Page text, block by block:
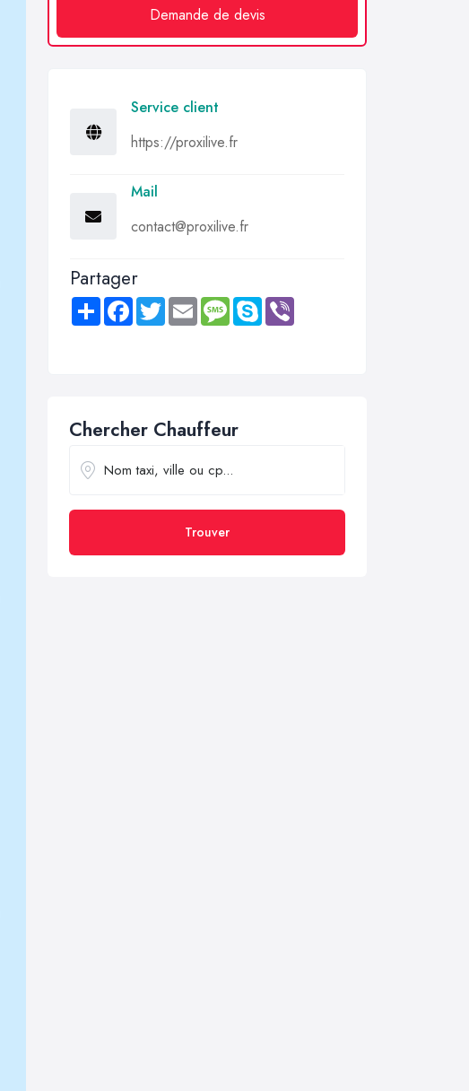
Demande de devis
Service client
https://proxilive.fr
Mail
contact@proxilive.fr
Partager
Share FacebookTwitter Email MessageSkype
Chercher Chauffeur
Trouver